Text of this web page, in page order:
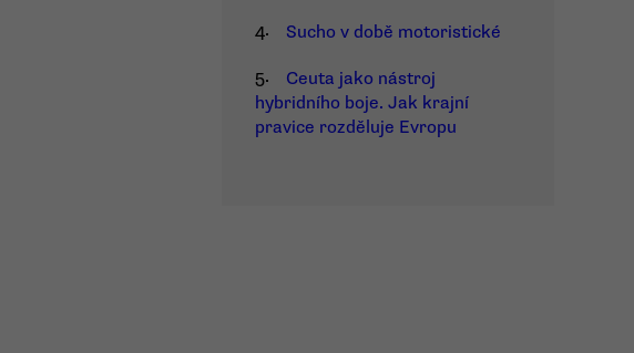
4.
Sucho v době motoristické
5.
Ceuta jako nástroj
hybridního boje. Jak krajní
pravice rozděluje Evropu